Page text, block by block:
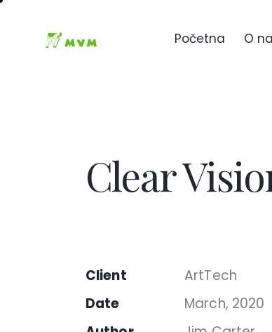
Početna O
Clear
Client
ArtTech
Date
March, 2020